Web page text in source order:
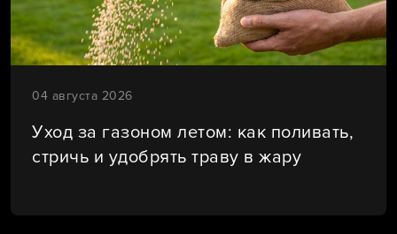
04 августа 2026
Уход за газоном летом: как поливать,
стричь и удобрять траву в жару